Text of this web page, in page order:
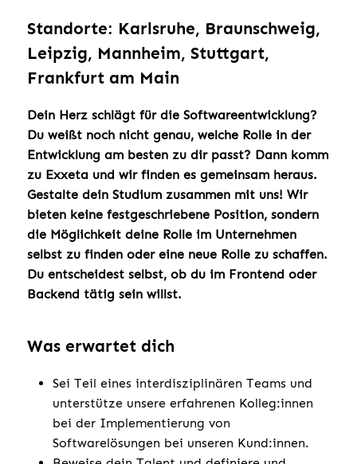
Standorte: Karlsruhe, Braunschweig,
Leipzig, Mannheim, Stuttgart,
Frankfurt am Main
Dein Herz schlägt für die Softwareentwicklung?
Du weißt noch nicht genau, welche Rolle in der
Entwicklung am besten zu dir passt? Dann komm
zu Exxeta und wir finden es gemeinsam heraus.
Gestalte dein Studium zusammen mit uns! Wir
bieten keine festgeschriebene Position, sondern
die Möglichkeit deine Rolle im Unternehmen
selbst zu finden oder eine neue Rolle zu schaffen.
Du entscheidest selbst, ob du im Frontend oder
Backend tätig sein willst.
Was erwartet dich
Sei Teil eines interdisziplinären Teams und
unterstütze unsere erfahrenen Kolleg:innen
bei der Implementierung von
Softwarelösungen bei unseren Kund:innen.